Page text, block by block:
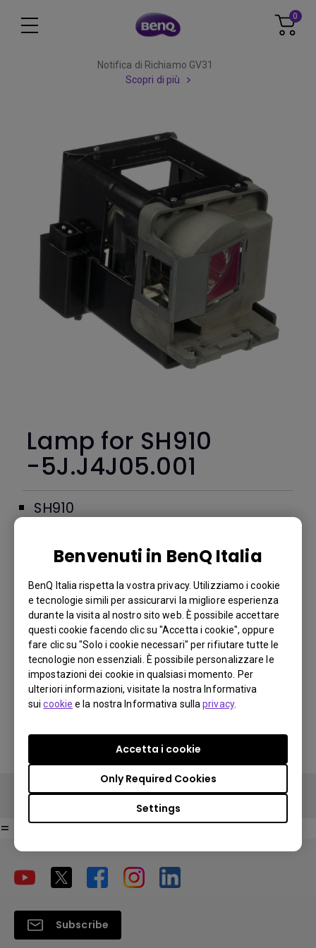
Benvenuti in BenQ Italia
BenQ Italia rispetta la vostra privacy. Utilizziamo i cookie
e tecnologie simili per assicurarvi la migliore esperienza
durante la visita al nostro sito web. È possibile accettare
questi cookie facendo clic su "Accetta i cookie", oppure
fare clic su "Solo i cookie necessari" per rifiutare tutte le
tecnologie non essenziali. È possibile personalizzare le
impostazioni dei cookie in qualsiasi momento. Per
ulteriori informazioni, visitate la nostra Informativa
suicookie e la nostra Informativa sullaprivacy.
Settings
Only Required Cookies
Accetta i cookie
0
Notifica di Richiamo GV31
Scopri di più
Lamp for SH910
-5J.J4J05.001
SH910
Prezzo standard IVA 21%, il prezzo finale per paese varierà in base
alla percentuale IVA.
Buy Now
Search Stores
You Can Also Buy Here
Find Stores
Search Stores
Buy Now
=
Subscribe